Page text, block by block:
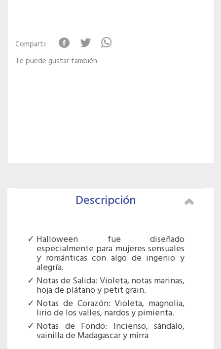
Comparti:
Te puede gustar también
Descripción
Halloween fue diseñado
especialmente para mujeres sensuales
y románticas con algo de ingenio y
alegría.
Notas de Salida: Violeta, notas marinas,
hoja de plátano y petit grain.
Notas de Corazón: Violeta, magnolia,
lirio de los valles, nardos y pimienta.
Notas de Fondo: Incienso, sándalo,
vainilla de Madagascar y mirra